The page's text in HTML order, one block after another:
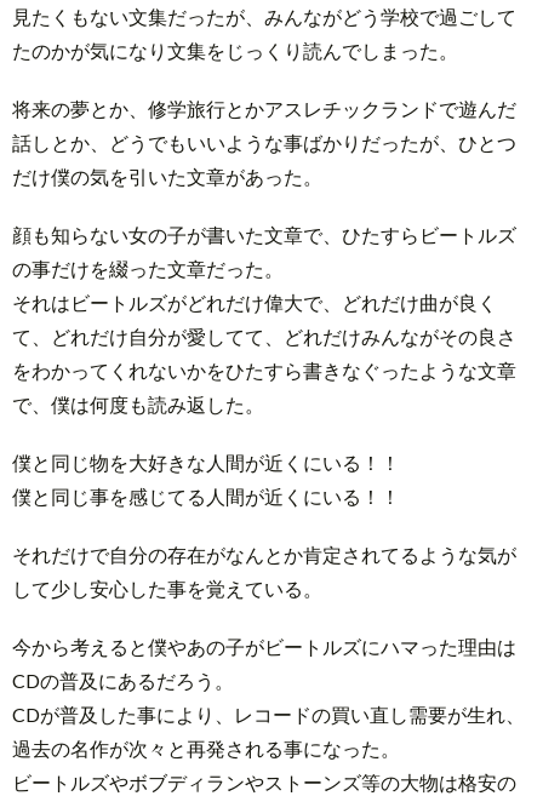
見たくもない文集だったが、みんながどう学校で過ごして
たのかが気になり文集をじっくり読んでしまった。
将来の夢とか、修学旅行とかアスレチックランドで遊んだ
話しとか、どうでもいいような事ばかりだったが、ひとつ
だけ僕の気を引いた文章があった。
顔も知らない女の子が書いた文章で、ひたすらビートルズ
の事だけを綴った文章だった。
それはビートルズがどれだけ偉大で、どれだけ曲が良く
て、どれだけ自分が愛してて、どれだけみんながその良さ
をわかってくれないかをひたすら書きなぐったような文章
で、僕は何度も読み返した。
僕と同じ物を大好きな人間が近くにいる！！
僕と同じ事を感じてる人間が近くにいる！！
それだけで自分の存在がなんとか肯定されてるような気が
して少し安心した事を覚えている。
今から考えると僕やあの子がビートルズにハマった理由は
CDの普及にあるだろう。
CDが普及した事により、レコードの買い直し需要が生れ、
過去の名作が次々と再発される事になった。
ビートルズやボブディランやストーンズ等の大物は格安の